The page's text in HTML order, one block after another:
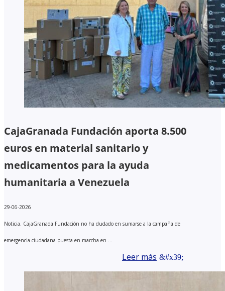
CajaGranada Fundación aporta 8.500
euros en material sanitario y
medicamentos para la ayuda
humanitaria a Venezuela
29-06-2026
Noticia. CajaGranada Fundación no ha dudado en sumarse a la campaña de
emergencia ciudadana puesta en marcha en ...
Leer más